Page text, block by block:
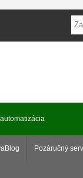
Pozáručný